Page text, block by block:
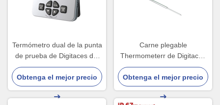
Termómetro dual de la punta
de prueba de Digitaces del
fumador de la comida con la
exhibición del Lcd tricolor
Obtenga el mejor precio
Carne plegable
Thermometerr de Digitaces
con cocinar de la comida del
sistema del contador de
tiempo de la alarma
Obtenga el mejor precio